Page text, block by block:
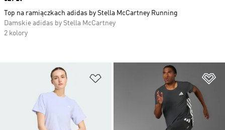
Dodaj do listy życzeń
Top na ramiączkach adidas by Stella McCartney Running
Damskie adidas by Stella McCartney
2 kolory